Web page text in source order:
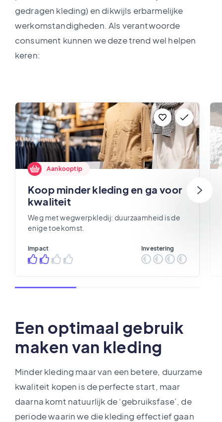
gedragen kleding) en dikwijls erbarmelijke
werkomstandigheden. Als verantwoorde
consument kunnen we deze trend wel helpen
keren:
Aankooptip
Koop minder kleding en ga voor
kwaliteit
Weg met wegwerpkledij: duurzaamheid is de
enige toekomst.
Impact Investering
Een optimaal gebruik
maken van kleding
Minder kleding maar van een betere, duurzame
kwaliteit kopen is de perfecte start, maar
daarna komt natuurlijk de ‘gebruiksfase’, de
periode waarin we die kleding effectief gaan